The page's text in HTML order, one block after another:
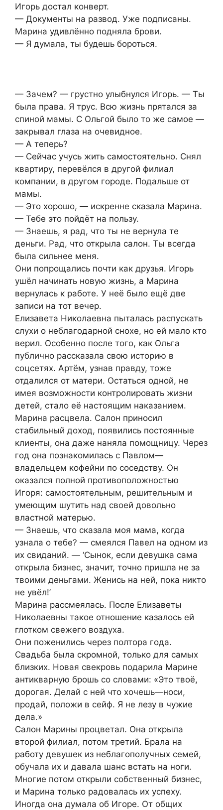
Игорь достал конверт.
— Документы на развод. Уже подписаны.
Марина удивлённо подняла брови.
— Я думала, ты будешь бороться.
— Зачем? — грустно улыбнулся Игорь. — Ты
была права. Я трус. Всю жизнь прятался за
спиной мамы. С Ольгой было то же самое —
закрывал глаза на очевидное.
— А теперь?
— Сейчас учусь жить самостоятельно. Снял
квартиру, перевёлся в другой филиал
компании, в другом городе. Подальше от
мамы.
— Это хорошо, — искренне сказала Марина.
— Тебе это пойдёт на пользу.
— Знаешь, я рад, что ты не вернула те
деньги. Рад, что открыла салон. Ты всегда
была сильнее меня.
Они попрощались почти как друзья. Игорь
ушёл начинать новую жизнь, а Марина
вернулась к работе. У неё было ещё две
записи на тот вечер.
Елизавета Николаевна пыталась распускать
слухи о неблагодарной снохе, но ей мало кто
верил. Особенно после того, как Ольга
публично рассказала свою историю в
соцсетях. Артём, узнав правду, тоже
отдалился от матери. Остаться одной, не
имея возможности контролировать жизни
детей, стало её настоящим наказанием.
Марина расцвела. Салон приносил
стабильный доход, появились постоянные
клиенты, она даже наняла помощницу. Через
год она познакомилась с Павлом—
владельцем кофейни по соседству. Он
оказался полной противоположностью
Игоря: самостоятельным, решительным и
умеющим шутить над своей довольно
властной матерью.
— Знаешь, что сказала моя мама, когда
узнала о тебе? — смеялся Павел на одном из
их свиданий. — ‘Сынок, если девушка сама
открыла бизнес, значит, точно пришла не за
твоими деньгами. Женись на ней, пока никто
не увёл!’
Марина рассмеялась. После Елизаветы
Николаевны такое отношение казалось ей
глотком свежего воздуха.
Они поженились через полтора года.
Свадьба была скромной, только для самых
близких. Новая свекровь подарила Марине
антикварную брошь со словами: «Это твоё,
дорогая. Делай с ней что хочешь—носи,
продай, положи в сейф. Я не лезу в чужие
дела.»
Салон Марины процветал. Она открыла
второй филиал, потом третий. Брала на
работу девушек из неблагополучных семей,
обучала их и давала шанс встать на ноги.
Многие потом открыли собственный бизнес,
и Марина только радовалась их успеху.
Иногда она думала об Игоре. От общих